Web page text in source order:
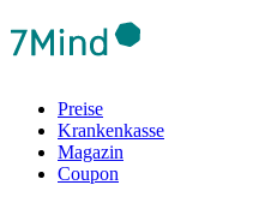
Preise
Krankenkasse
Magazin
Coupon